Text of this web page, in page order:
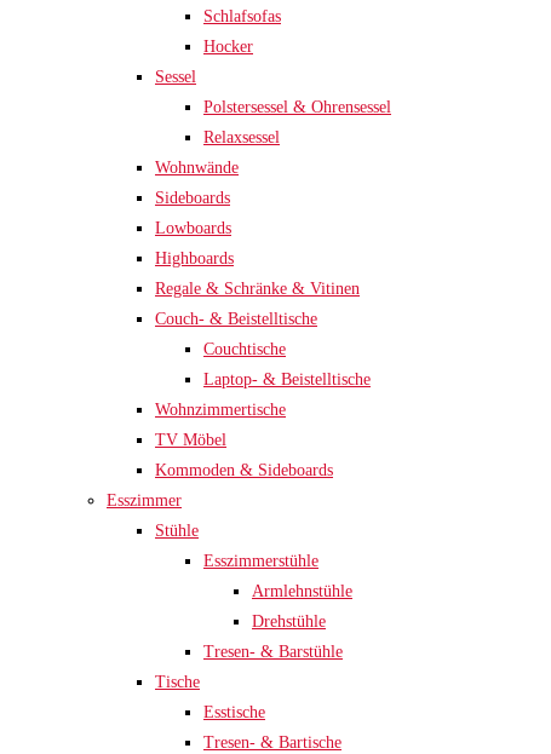
Schlafsofas
Hocker
Sessel
Polstersessel & Ohrensessel
Relaxsessel
Wohnwände
Sideboards
Lowboards
Highboards
Regale & Schränke & Vitinen
Couch- & Beistelltische
Couchtische
Laptop- & Beistelltische
Wohnzimmertische
TV Möbel
Kommoden & Sideboards
Esszimmer
Stühle
Esszimmerstühle
Armlehnstühle
Drehstühle
Tresen- & Barstühle
Tische
Esstische
Tresen- & Bartische